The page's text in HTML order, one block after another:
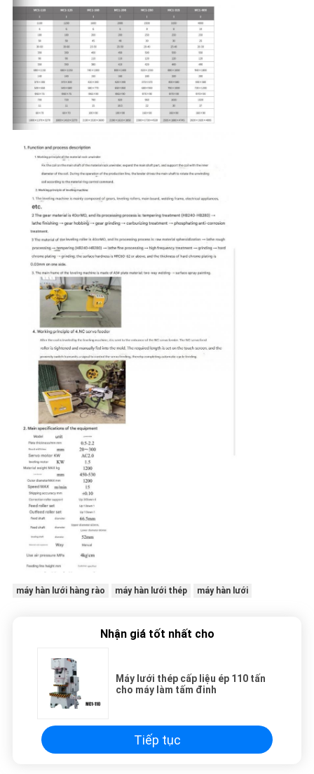
máy hàn lưới hàng rào máy hàn lưới thép máy hàn lưới
Nhận giá tốt nhất cho
Máy lưới thép cấp liệu ép 110 tấn
cho máy làm tấm đinh
Tiếp tục